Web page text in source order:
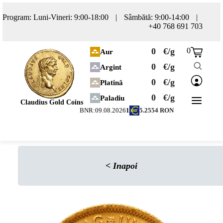
Program: Luni-Vineri: 9:00-18:00 | Sâmbătă: 9:00-14:00
|
+40 768 691 703
Claudius Gold Coins
Aur 0 €/g
Argint 0 €/g
Platină 0 €/g
Paladiu 0 €/g
BNR:09.08.20261 5.2554RON
0
< Inapoi